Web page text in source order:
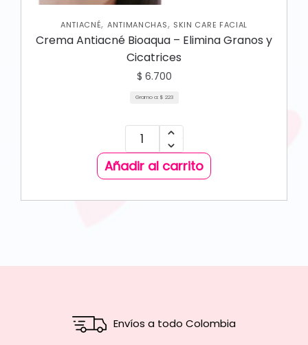
ANTIACNÉ, ANTIMANCHAS, SKIN CARE FACIAL
Crema Antiacné Bioaqua – Elimina Granos y
Cicatrices
$ 6.700
Gramo a: $ 223
Añadir al carrito
Envíos a todo Colombia